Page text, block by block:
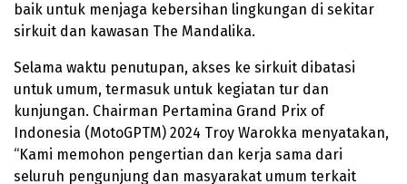
baik untuk menjaga kebersihan lingkungan di sekitar
sirkuit dan kawasan The Mandalika.
Selama waktu penutupan, akses ke sirkuit dibatasi
untuk umum, termasuk untuk kegiatan tur dan
kunjungan. Chairman Pertamina Grand Prix of
Indonesia (MotoGPTM) 2024 Troy Warokka menyatakan,
“Kami memohon pengertian dan kerja sama dari
seluruh pengunjung dan masyarakat umum terkait